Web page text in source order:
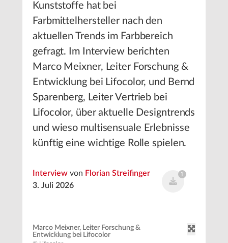
Kunststoffe hat bei
Farbmittelhersteller nach den
aktuellen Trends im Farbbereich
gefragt. Im Interview berichten
Marco Meixner, Leiter Forschung &
Entwicklung bei Lifocolor, und Bernd
Sparenberg, Leiter Vertrieb bei
Lifocolor, über aktuelle Designtrends
und wieso multisensuale Erlebnisse
künftig eine wichtige Rolle spielen.
Interview von Florian Streifinger
3. Juli 2026
1
Marco Meixner, Leiter Forschung &
Entwicklung bei Lifocolor